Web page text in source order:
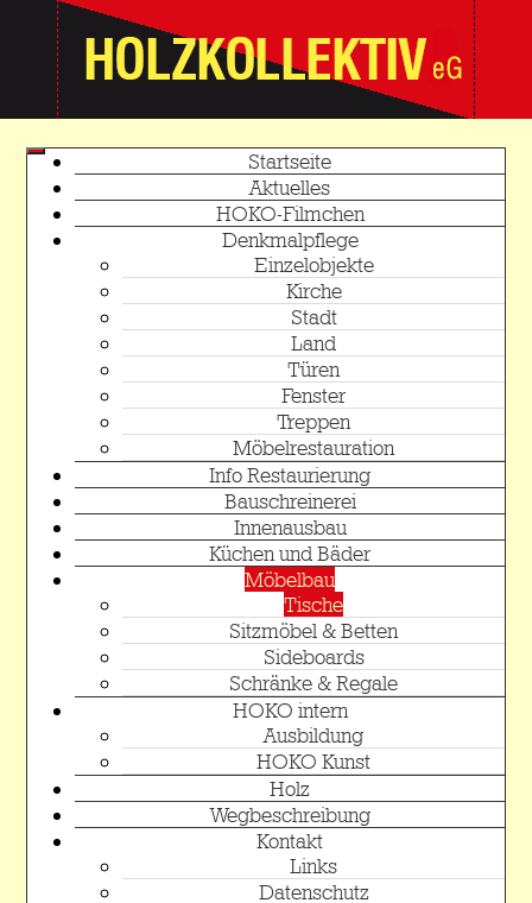
Startseite
Aktuelles
HOKO-Filmchen
Denkmalpflege
Einzelobjekte
Kirche
Stadt
Land
Türen
Fenster
Treppen
Möbelrestauration
Info Restaurierung
Bauschreinerei
Innenausbau
Küchen und Bäder
Möbelbau
Tische
Sitzmöbel & Betten
Sideboards
Schränke & Regale
HOKO intern
Ausbildung
HOKO Kunst
Holz
Wegbeschreibung
Kontakt
Links
Datenschutz